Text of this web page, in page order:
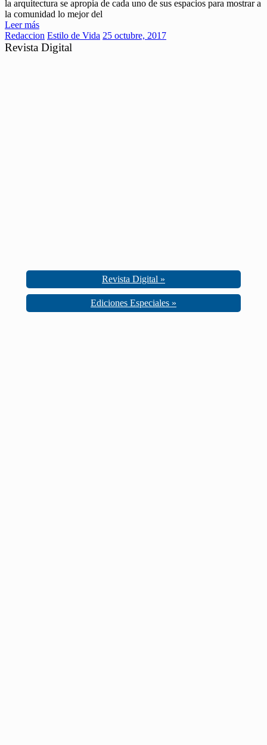
la arquitectura se apropia de cada uno de sus espacios para mostrar a
la comunidad lo mejor del
Leer más
Redaccion Estilo de Vida 25 octubre, 2017
Revista Digital
Revista Digital »
Ediciones Especiales »